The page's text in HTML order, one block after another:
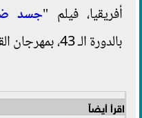
أفريقيا، فيلم "جسد
بالدورة الـ 43، بمهرجان القاهرة السينمائي الدولي.
اقرأ أيضاً